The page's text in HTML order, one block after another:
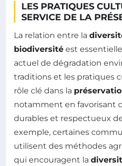
LES PRATIQUES
SERVICE DE LA
La relation entre la
biodiversité est
actuel de dégradation
traditions et les pratiques
rôle clé dans la
notamment en favorisant
durables et respectueux
exemple, certaines
utilisent des méthodes
qui encouragent la